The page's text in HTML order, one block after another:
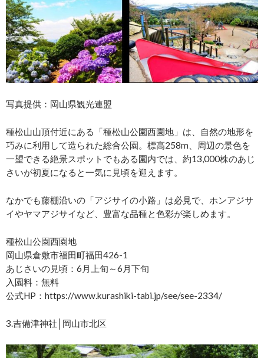
写真提供：岡山県観光連盟
種松山山頂付近にある「種松山公園西園地」は、自然の地形を
巧みに利用して造られた総合公園。標高258m、周辺の景色を
一望できる絶景スポットでもある園内では、約13,000株のあじ
さいが初夏になると一気に見頃を迎えます。
なかでも藤棚沿いの「アジサイの小路」は必見で、ホンアジサ
イやヤマアジサイなど、豊富な品種と色彩が楽しめます。
種松山公園西園地
岡山県倉敷市福田町福田426-1
あじさいの見頃：6月上旬～6月下旬
入園料：無料
公式HP：https://www.kurashiki-tabi.jp/see/see-2334/
3.吉備津神社│岡山市北区